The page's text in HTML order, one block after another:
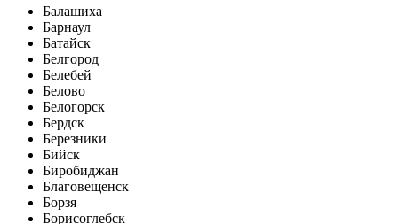
Балашиха
Барнаул
Батайск
Белгород
Белебей
Белово
Белогорск
Бердск
Березники
Бийск
Биробиджан
Благовещенск
Борзя
Борисоглебск